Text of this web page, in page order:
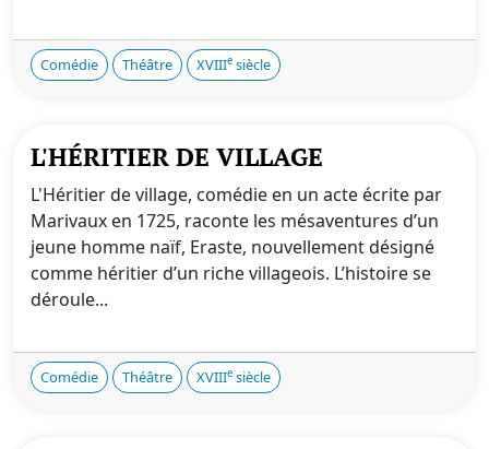
Comédie Théâtre XVIIIe siècle
L'HÉRITIER DE VILLAGE
L'Héritier de village, comédie en un acte écrite par
Marivaux en 1725, raconte les mésaventures d’un
jeune homme naïf, Eraste, nouvellement désigné
comme héritier d’un riche villageois. L’histoire se
déroule...
Comédie Théâtre XVIIIe siècle